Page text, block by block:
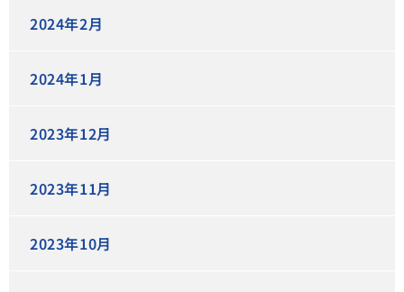
2024年2月
2024年1月
2023年12月
2023年11月
2023年10月